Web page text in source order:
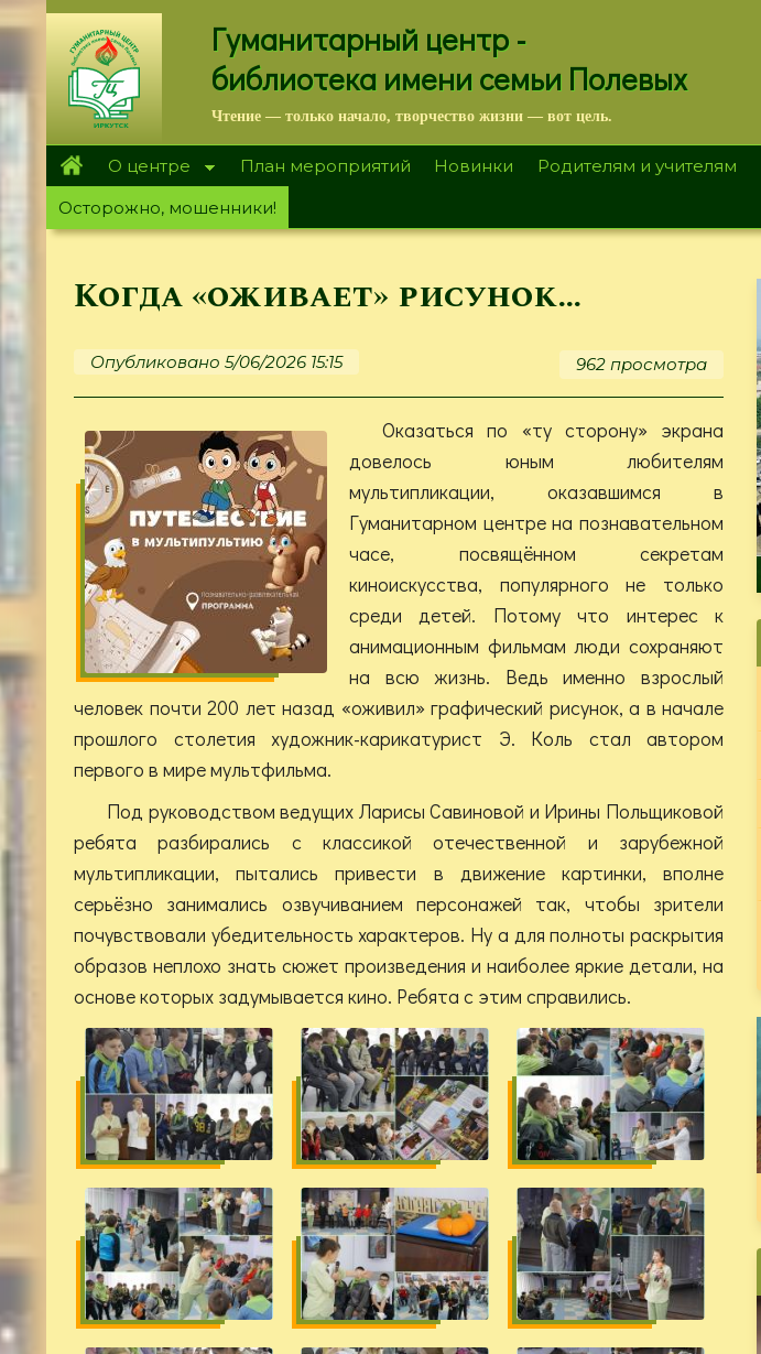
Перейти
к
основному
содержанию
Гуманитарный центр -
библиотека имени семьи Полевых
Чтение — только начало, творчество жизни — вот цель.
О центре План мероприятий Новинки Родителям и учителям
Осторожно, мошенники!
Когда «оживает» рисунок…
Опубликовано 5/06/2026 15:15 962 просмотра
Оказаться по «ту сторону» экрана
довелось юным любителям
мультипликации, оказавшимся в
Гуманитарном центре на познавательном
часе, посвящённом секретам
киноискусства, популярного не только
среди детей. Потому что интерес к
анимационным фильмам люди сохраняют
на всю жизнь. Ведь именно взрослый
человек почти 200 лет назад «оживил» графический рисунок, а в начале
прошлого столетия художник-карикатурист Э. Коль стал автором
первого в мире мультфильма.
Под руководством ведущих Ларисы Савиновой и Ирины Польщиковой
ребята разбирались с классикой отечественной и зарубежной
мультипликации, пытались привести в движение картинки, вполне
серьёзно занимались озвучиванием персонажей так, чтобы зрители
почувствовали убедительность характеров. Ну а для полноты раскрытия
образов неплохо знать сюжет произведения и наиболее яркие детали, на
основе которых задумывается кино. Ребята с этим справились.